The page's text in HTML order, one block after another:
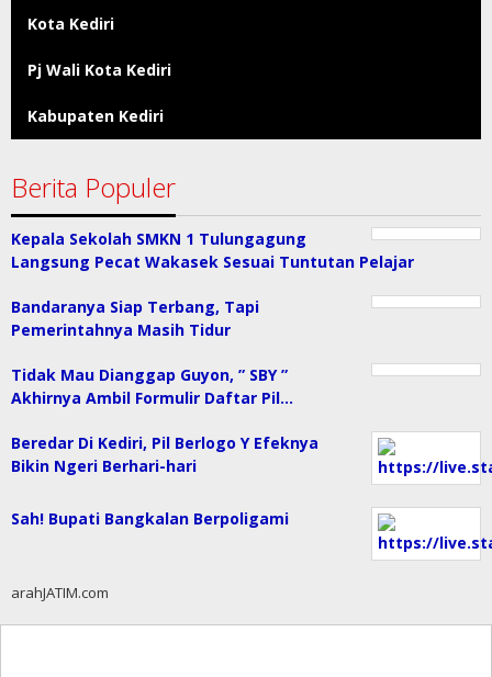
Kota Kediri
Pj Wali Kota Kediri
Kabupaten Kediri
Berita Populer
Kepala Sekolah SMKN 1 Tulungagung
Langsung Pecat Wakasek Sesuai Tuntutan Pelajar
Bandaranya Siap Terbang, Tapi
Pemerintahnya Masih Tidur
Tidak Mau Dianggap Guyon, ” SBY ”
Akhirnya Ambil Formulir Daftar Pil…
Beredar Di Kediri, Pil Berlogo Y Efeknya
Bikin Ngeri Berhari-hari
Sah! Bupati Bangkalan Berpoligami
arahJATIM.com